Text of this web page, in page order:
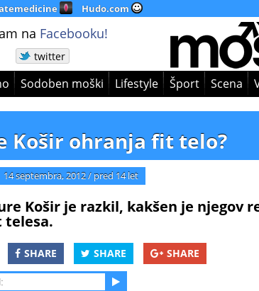
Hudo.com
na Facebooku!
twitter
Sodoben moški Lifestyle Šport Scena
Košir ohranja fit telo?
14 septembra, 2012/ pred 14 let
Košir je razkil, kakšen je njegov
telesa.
SHARE SHARE SHARE